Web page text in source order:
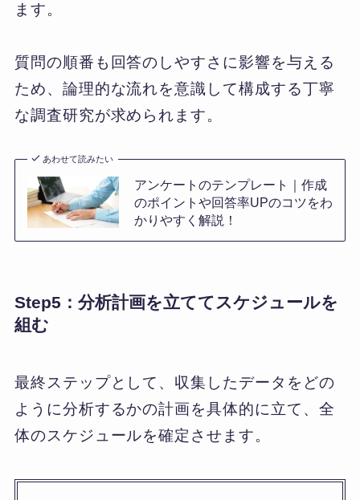
ます。
質問の順番も回答のしやすさに影響を与える
ため、論理的な流れを意識して構成する丁寧
な調査研究が求められます。
あわせて読みたい
アンケートのテンプレート｜作成
のポイントや回答率UPのコツをわ
かりやすく解説！
Step5：分析計画を立ててスケジュールを
組む
最終ステップとして、収集したデータをどの
ように分析するかの計画を具体的に立て、全
体のスケジュールを確定させます。